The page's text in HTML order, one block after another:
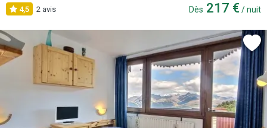
4,5 2 avis Dès 217 € / nuit